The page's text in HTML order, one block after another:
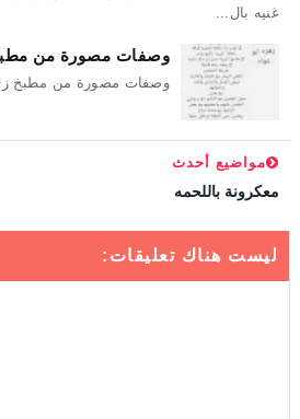
غنيه بال...
وصفات مصورة من مطبخ
وصفات مصورة من مطبخ
مواضيع أحدث
معكرونة باللحمه
ليست هناك تعليقات: